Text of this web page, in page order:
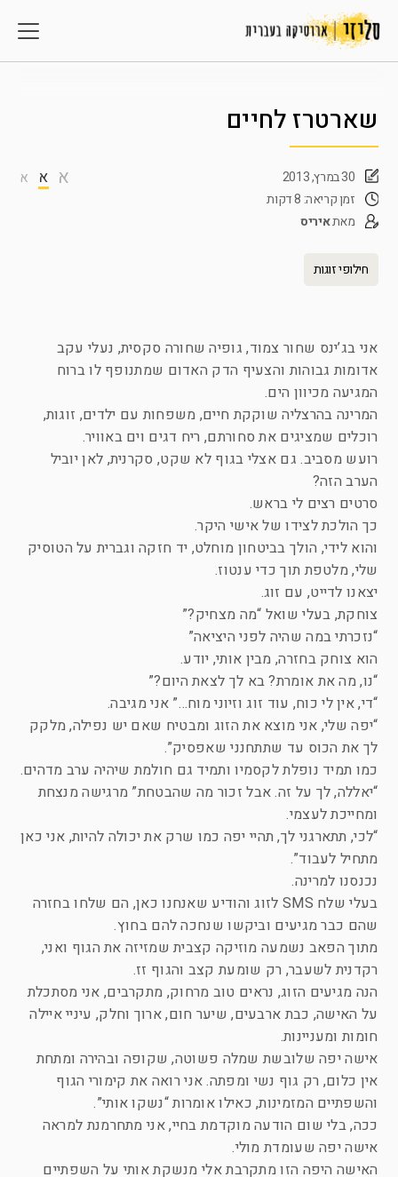
שארטרז לחיים
א א א
30 במרץ, 2013
זמן קריאה: 8 דקות
מאתאיריס
חילופי זוגות
אני בג’ינס שחור צמוד, גופיה שחורה סקסית, נעלי עקב
אדומות גבוהות והצעיף הדק האדום שמתנופף לו ברוח
המגיעה מכיוון הים.
המרינה בהרצליה שוקקת חיים, משפחות עם ילדים, זוגות,
רוכלים שמציגים את סחורתם, ריח דגים וים באוויר.
רועש מסביב. גם אצלי בגוף לא שקט, סקרנית, לאן יוביל
הערב הזה?
סרטים רצים לי בראש.
כך הולכת לצידו של אישי היקר.
והוא לידי, הולך בביטחון מוחלט, יד חזקה וגברית על הטוסיק
שלי, מלטפת תוך כדי ענטוז.
יצאנו לדייט, עם זוג.
צוחקת, בעלי שואל “מה מצחיק?”
“נזכרתי במה שהיה לפני היציאה”
הוא צוחק בחזרה, מבין אותי, יודע.
“נו, מה את אומרת? בא לך לצאת היום?”
“די, אין לי כוח, עוד זוג וזיוני מוח…” אני מגיבה.
“יפה שלי, אני מוצא את הזוג ומבטיח שאם יש נפילה, מלקק
לך את הכוס עד שתתחנני שאפסיק”.
כמו תמיד נופלת לקסמיו ותמיד גם חולמת שיהיה ערב מדהים.
“יאללה, לך על זה. אבל זכור מה שהבטחת” מרגישה מנצחת
ומחייכת לעצמי.
“לכי, תתארגני לך, תהיי יפה כמו שרק את יכולה להיות, אני כאן
מתחיל לעבוד”.
נכנסנו למרינה.
בעלי שלח SMS לזוג והודיע שאנחנו כאן, הם שלחו בחזרה
שהם כבר מגיעים וביקשו שנחכה להם בחוץ.
מתוך הפאב נשמעה מוזיקה קצבית שמזיזה את הגוף ואני,
רקדנית לשעבר, רק שומעת קצב והגוף זז.
הנה מגיעים הזוג, נראים טוב מרחוק, מתקרבים, אני מסתכלת
על האישה, כבת ארבעים, שיער חום, ארוך וחלק, עיניי איילה
חומות ומעניינות.
אישה יפה שלובשת שמלה פשוטה, שקופה ובהירה ומתחת
אין כלום, רק גוף נשי ומפתה. אני רואה את קימורי הגוף
והשפתיים המזמינות, כאילו אומרות “נשקו אותי”.
ככה, בלי שום הודעה מוקדמת בחיי, אני מתחרמנת למראה
אישה יפה שעומדת מולי.
האישה היפה הזו מתקרבת אלי מנשקת אותי על השפתיים